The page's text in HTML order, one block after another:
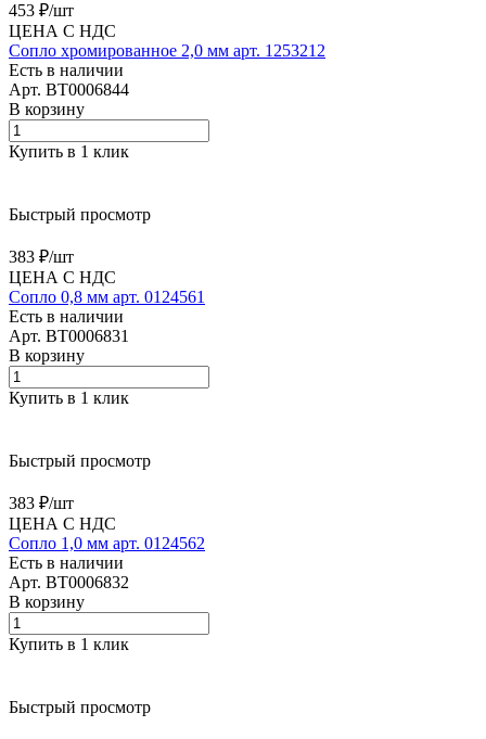
453 ₽/шт
ЦЕНА С НДС
Сопло хромированное 2,0 мм арт. 1253212
Есть в наличии
Арт. BT0006844
В корзину
Купить в 1 клик
Быстрый просмотр
383 ₽/шт
ЦЕНА С НДС
Сопло 0,8 мм арт. 0124561
Есть в наличии
Арт. BT0006831
В корзину
Купить в 1 клик
Быстрый просмотр
383 ₽/шт
ЦЕНА С НДС
Сопло 1,0 мм арт. 0124562
Есть в наличии
Арт. BT0006832
В корзину
Купить в 1 клик
Быстрый просмотр